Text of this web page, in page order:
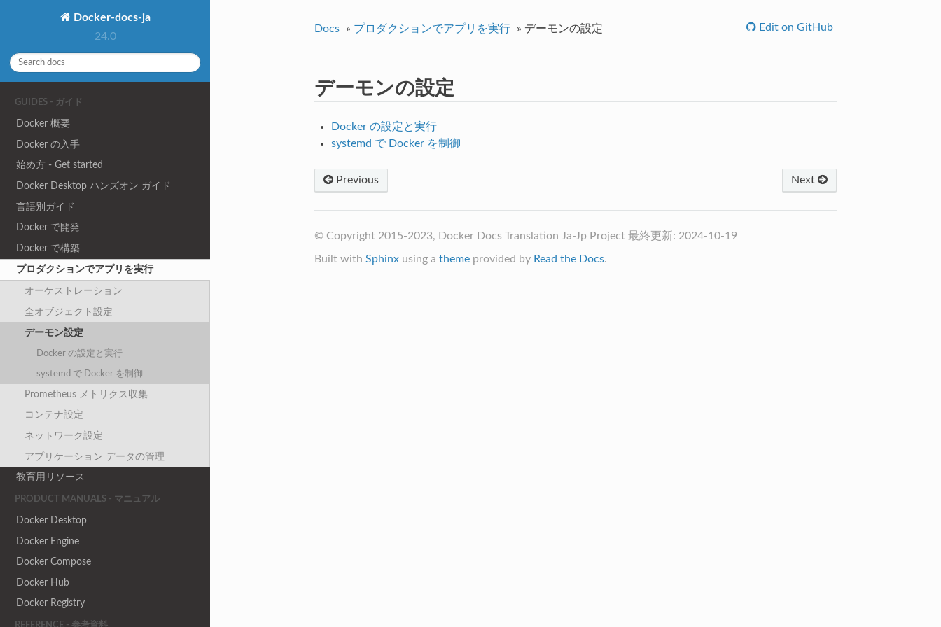
Docker-docs-ja
24.0
GUIDES - ガイド
Docker 概要
Docker の入手
始め方 - Get started
Docker Desktop ハンズオン ガイド
言語別ガイド
Docker で開発
Docker で構築
プロダクションでアプリを実行
オーケストレーション
全オブジェクト設定
デーモン設定
Docker の設定と実行
systemd で Docker を制御
Prometheus メトリクス収集
コンテナ設定
ネットワーク設定
アプリケーション データの管理
教育用リソース
PRODUCT MANUALS - マニュアル
Docker Desktop
Docker Engine
Docker Compose
Docker Hub
Docker Registry
REFERENCE - 参考資料
Docs » プロダクションでアプリを実行 » デーモンの設定 Edit on GitHub
デーモンの設定
Docker の設定と実行
systemd で Docker を制御
Next
Previous
© Copyright 2015-2023, Docker Docs Translation Ja-Jp Project 最終更新: 2024-10-19
Built with Sphinxusing a themeprovided by Read the Docs.